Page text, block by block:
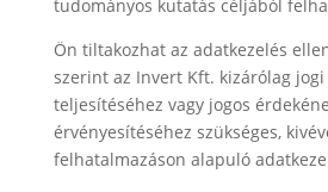
tudományos kutatás céljából
Ön tiltakozhat az adatkezelés
szerint az Invert Kft. kizárólag
teljesítéséhez vagy jogos
érvényesítéséhez szükséges,
felhatalmazáson alapuló